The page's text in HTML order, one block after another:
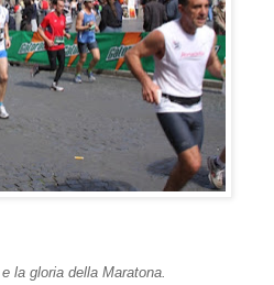
la gloria della Maratona.